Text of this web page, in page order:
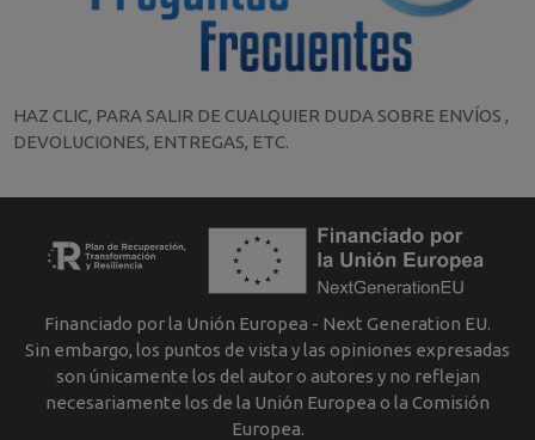
HAZ CLIC, PARA SALIR DE CUALQUIER DUDA SOBRE ENVÍOS ,
DEVOLUCIONES, ENTREGAS, ETC.
Financiado por la Unión Europea - Next Generation EU.
Sin embargo, los puntos de vista y las opiniones expresadas
son únicamente los del autor o autores y no reflejan
necesariamente los de la Unión Europea o la Comisión
Europea.